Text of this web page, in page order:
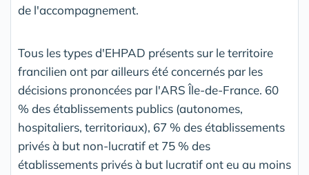
de l'accompagnement.
Tous les types d'EHPAD présents sur le territoire
francilien ont par ailleurs été concernés par les
décisions prononcées par l'ARS Île-de-France. 60
% des établissements publics (autonomes,
hospitaliers, territoriaux), 67 % des établissements
privés à but non-lucratif et 75 % des
établissements privés à but lucratif ont eu au moins